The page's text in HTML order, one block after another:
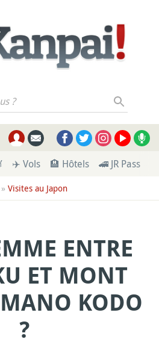
?
✈️ Vols 🏨 Hôtels 🚄 JR Pass
» Visites au Japon
ENTRE
ET MONT
KODO
?